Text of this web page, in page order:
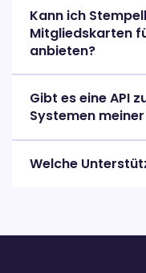
Kann ich
Mitgliedskarten
anbieten?
Gibt es eine API
Systemen
Welche